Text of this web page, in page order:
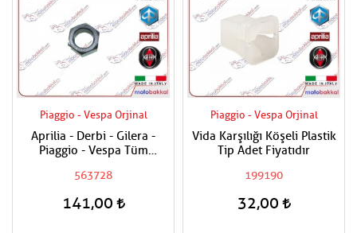
Piaggio - Vespa Orjinal
Aprilia - Derbi - Gilera -
Piaggio - Vespa Tüm
Tekerlek Somunu
563728
141,00
Piaggio - Vespa Orjinal
Vida Karşılığı Köşeli Plastik
Tip Adet Fiyatıdır
199190
32,00